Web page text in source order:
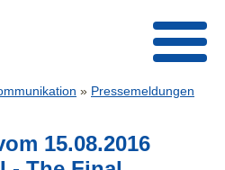
» Pressemeldungen
15.08.2016